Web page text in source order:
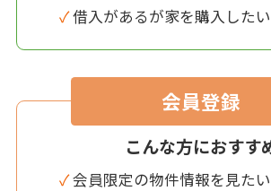
✓ 借入があるが家を購入したい
会員登録
こんな方におすす
✓ 会員限定の物件情報を見たい